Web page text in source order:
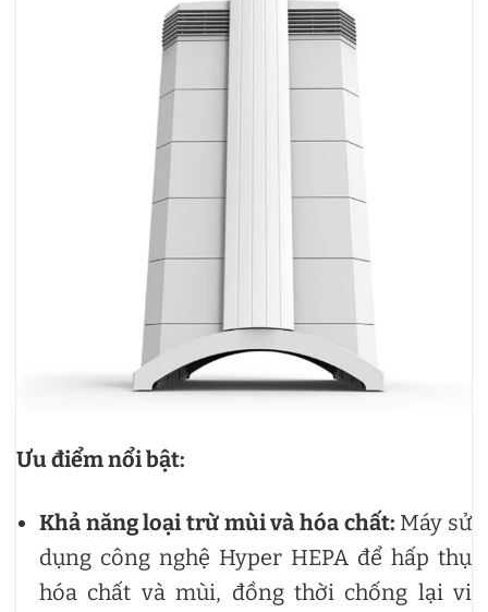
Ưu điểm nổi bật:
Khả năng loại trừ mùi và hóa chất: Máy sử
dụng công nghệ Hyper HEPA để hấp thụ
hóa chất và mùi, đồng thời chống lại vi